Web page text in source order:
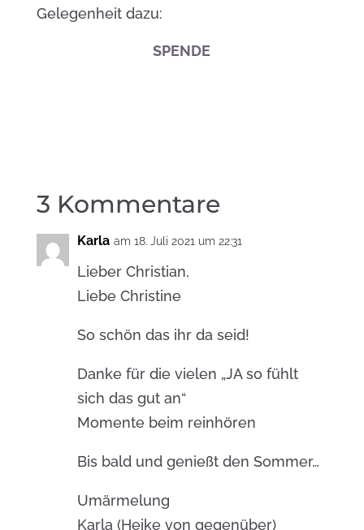
Gelegenheit dazu:
SPENDE
3 Kommentare
Karla am 18. Juli 2021 um 22:31
Lieber Christian,
Liebe Christine
So schön das ihr da seid!
Danke für die vielen „JA so fühlt
sich das gut an“
Momente beim reinhören
Bis bald und genießt den Sommer…
Umärmelung
Karla (Heike von gegenüber)